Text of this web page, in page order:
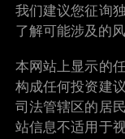
我们建议您征询
了解可能涉及的风
本网站上显示的
构成任何投资建
司法管辖区的居
站信息不适用于